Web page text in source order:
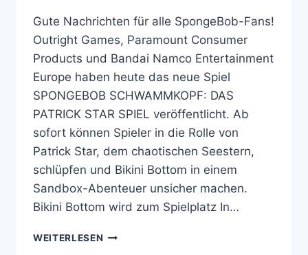
Gute Nachrichten für alle SpongeBob-Fans!
Outright Games, Paramount Consumer
Products und Bandai Namco Entertainment
Europe haben heute das neue Spiel
SPONGEBOB SCHWAMMKOPF: DAS
PATRICK STAR SPIEL veröffentlicht. Ab
sofort können Spieler in die Rolle von
Patrick Star, dem chaotischen Seestern,
schlüpfen und Bikini Bottom in einem
Sandbox-Abenteuer unsicher machen.
Bikini Bottom wird zum Spielplatz In…
WEITERLESEN OUTRIGHT